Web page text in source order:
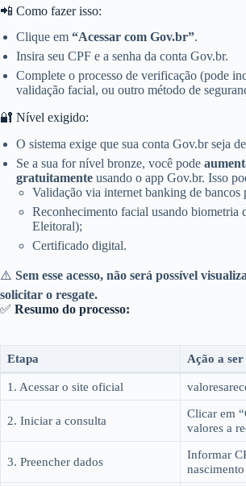
📲 Como fazer isso:
Clique em “Acessar com Gov.br”.
Insira seu CPF e a senha da conta Gov.br.
Complete o processo de verificação (pode
validação facial, ou outro método de
🔐 Nível exigido:
O sistema exige que sua conta Gov.br seja de
Se a sua for nível bronze, você pode
gratuitamente usando o app Gov.br. Isso
Validação via internet banking de bancos
Reconhecimento facial usando biometria
Eleitoral);
Certificado digital.
⚠️ Sem esse acesso, não será possível
solicitar o resgate.
✅ Resumo do processo:
Etapa Ação a
1. Acessar o site oficial
2. Iniciar a consulta
Clicar em
valores a
3. Preencher dados
Informar